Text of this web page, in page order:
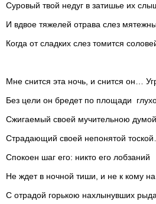
Суровый твой недуг в затишье их
И вдвое тяжелей отрава слез
Когда от сладких слез томится
Мне снится эта ночь, и снится он…
Без цели он бредет по площади
Сжигаемый своей мучительною думой,
Страдающий своей непонятой
Спокоен шаг его: никто его лобзаний
Не ждет в ночной тиши, и не к кому на
С отрадой горькою нахлынувших